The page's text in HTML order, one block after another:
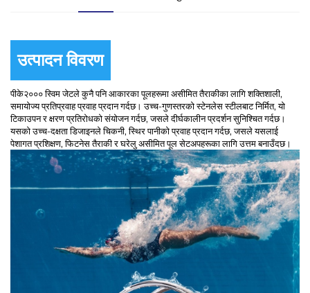
उत्पादन विवरण
पीके२००० स्विम जेटले कुनै पनि आकारका पूलहरूमा असीमित तैराकीका लागि शक्तिशाली,
समायोज्य प्रतिप्रवाह प्रवाह प्रदान गर्दछ। उच्च-गुणस्तरको स्टेनलेस स्टीलबाट निर्मित, यो
टिकाउपन र क्षरण प्रतिरोधको संयोजन गर्दछ, जसले दीर्घकालीन प्रदर्शन सुनिश्चित गर्दछ।
यसको उच्च-दक्षता डिजाइनले चिकनी, स्थिर पानीको प्रवाह प्रदान गर्दछ, जसले यसलाई
पेशागत प्रशिक्षण, फिटनेस तैराकी र घरेलु असीमित पूल सेटअपहरूका लागि उत्तम बनाउँदछ।